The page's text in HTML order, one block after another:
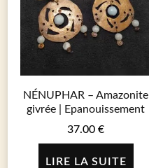
NÉNUPHAR – Amazonite
givrée | Epanouissement
37.00€
LIRE LA SUITE